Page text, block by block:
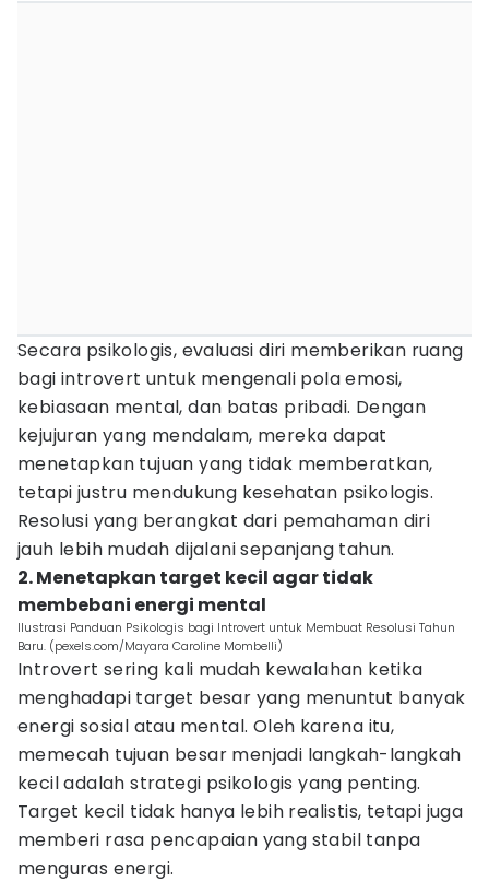
Secara psikologis, evaluasi diri memberikan ruang
bagi introvert untuk mengenali pola emosi,
kebiasaan mental, dan batas pribadi. Dengan
kejujuran yang mendalam, mereka dapat
menetapkan tujuan yang tidak memberatkan,
tetapi justru mendukung kesehatan psikologis.
Resolusi yang berangkat dari pemahaman diri
jauh lebih mudah dijalani sepanjang tahun.
2. Menetapkan target kecil agar tidak
membebani energi mental
Ilustrasi Panduan Psikologis bagi Introvert untuk Membuat Resolusi Tahun
Baru. (pexels.com/Mayara Caroline Mombelli)
Introvert sering kali mudah kewalahan ketika
menghadapi target besar yang menuntut banyak
energi sosial atau mental. Oleh karena itu,
memecah tujuan besar menjadi langkah-langkah
kecil adalah strategi psikologis yang penting.
Target kecil tidak hanya lebih realistis, tetapi juga
memberi rasa pencapaian yang stabil tanpa
menguras energi.